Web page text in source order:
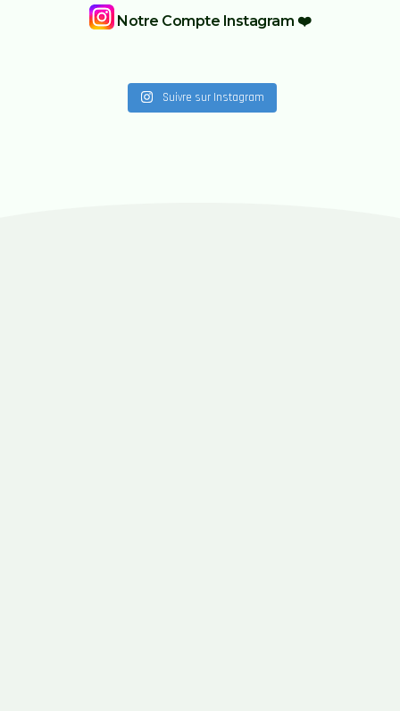
Notre Compte Instagram ❤️
Suivre sur Instagram